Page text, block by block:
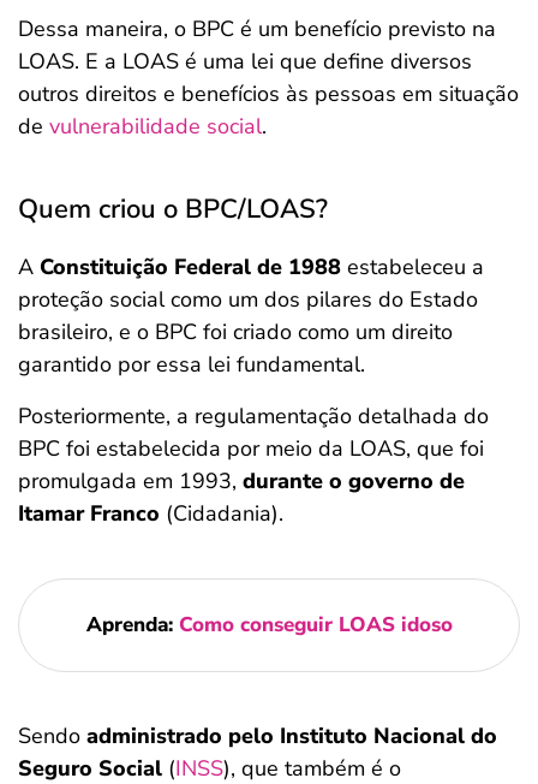
Dessa maneira, o BPC é um benefício previsto na
LOAS. E a LOAS é uma lei que define diversos
outros direitos e benefícios às pessoas em situação
de vulnerabilidade social.
Quem criou o BPC/LOAS?
A Constituição Federal de 1988 estabeleceu a
proteção social como um dos pilares do Estado
brasileiro, e o BPC foi criado como um direito
garantido por essa lei fundamental.
Posteriormente, a regulamentação detalhada do
BPC foi estabelecida por meio da LOAS, que foi
promulgada em 1993, durante o governo de
Itamar Franco (Cidadania).
Aprenda: Como conseguir LOAS idoso
Sendo administrado pelo Instituto Nacional do
Seguro Social (INSS), que também é o